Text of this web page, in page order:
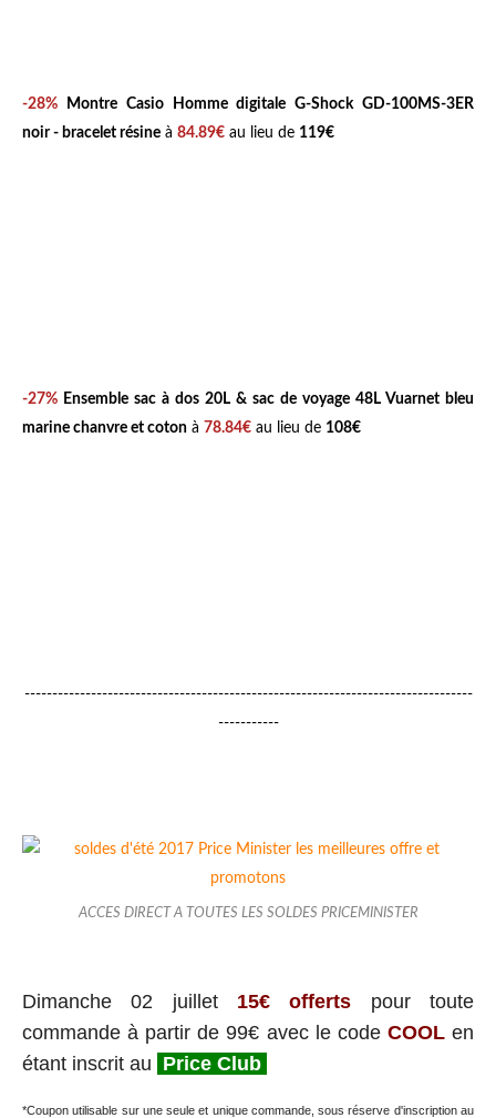
-28%
Montre Casio Homme digitale G-Shock GD-100MS-3ER
noir - bracelet résine à 84.89€ au lieu de 119€
-27% Ensemble sac à dos 20L & sac de voyage 48L Vuarnet bleu
marine chanvre et coton à 78.84€ au lieu de 108€
---------------------------------------------------------------------------------
-----------
ACCES DIRECT A TOUTES LES SOLDES PRICEMINISTER
Dimanche 02 juillet 15€ offerts pour toute
commande à partir de 99€ avec le code COOLen
étant inscrit au Price Club
*Coupon utilisable sur une seule et unique commande, sous réserve d'inscription au